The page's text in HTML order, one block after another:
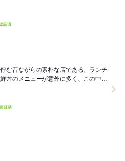
む昔ながらの素朴な店である。ランチ
丼のメニューが意外に多く、この中か